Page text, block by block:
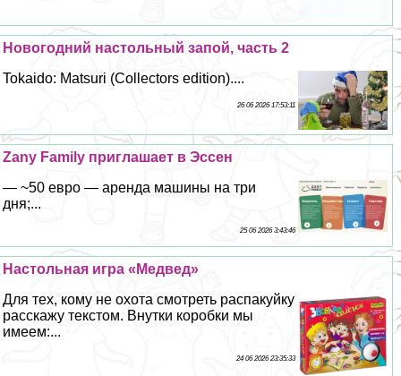
Новогодний настольный запой, часть 2
Tokaido: Matsuri (Collectors edition)....
26 06 2026 17:53:11
Zany Family приглашает в Эссен
— ~50 евро — аренда машины на три
дня;...
25 06 2026 3:43:46
Настольная игра «Медвед»
Для тех, кому не охота смотреть распакуйку
расскажу текстом. Внутки коробки мы
имеем:...
24 06 2026 23:35:33